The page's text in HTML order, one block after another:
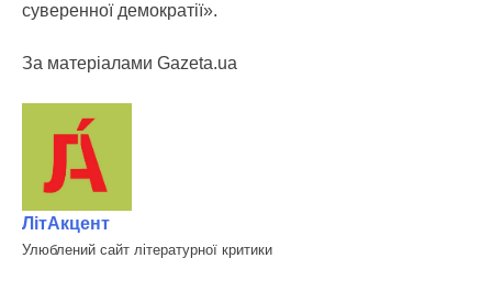
суверенної демократії».
За матеріалами Gazeta.ua
ЛітАкцент
Улюблений сайт літературної критики